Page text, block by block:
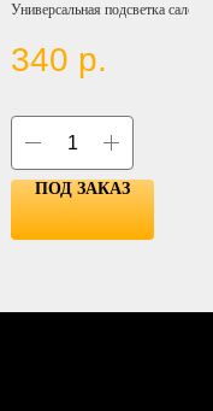
Универсальная подсветка салона
ленте, с выключателем
340 р.
ПОД ЗАКАЗ